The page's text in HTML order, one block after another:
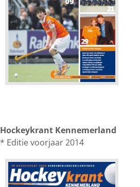
Hockeykrant Kennemerland
* Editie voorjaar 2014